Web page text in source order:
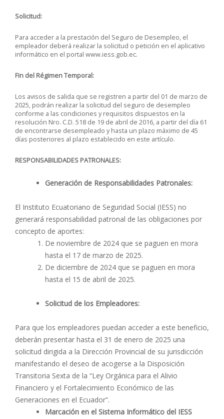
Solicitud:
Para acceder a la prestación del Seguro de Desempleo, el
empleador deberá realizar la solicitud o petición en el aplicativo
informático en el portal www.iess.gob.ec.
Fin del Régimen Temporal:
Los avisos de salida que se registren a partir del 01 de marzo de
2025, podrán realizar la solicitud del seguro de desempleo
conforme a las condiciones y requisitos dispuestos en la
resolución Nro. C.D. 518 de 19 de abril de 2016, a partir del día 61
de encontrarse desempleado y hasta un plazo máximo de 45
días posteriores al plazo establecido en este artículo.
RESPONSABILIDADES PATRONALES:
Generación de Responsabilidades Patronales:
El Instituto Ecuatoriano de Seguridad Social (IESS) no
generará responsabilidad patronal de las obligaciones por
concepto de aportes:
De noviembre de 2024 que se paguen en mora
hasta el 17 de marzo de 2025.
De diciembre de 2024 que se paguen en mora
hasta el 15 de abril de 2025.
Solicitud de los Empleadores:
Para que los empleadores puedan acceder a este beneficio,
deberán presentar hasta el 31 de enero de 2025 una
solicitud dirigida a la Dirección Provincial de su jurisdicción
manifestando el deseo de acogerse a la Disposición
Transitoria Sexta de la “Ley Orgánica para el Alivio
Financiero y el Fortalecimiento Económico de las
Generaciones en el Ecuador”.
Marcación en el Sistema Informático del IESS